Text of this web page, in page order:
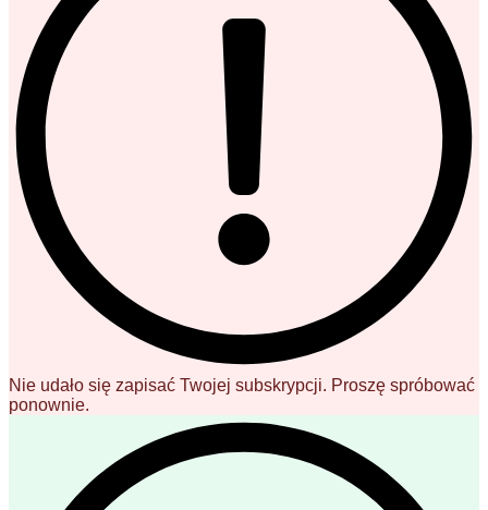
Nie udało się zapisać Twojej subskrypcji. Proszę spróbować
ponownie.